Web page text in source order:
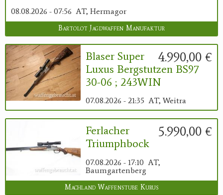
08.08.2026 - 07:56 AT, Hermagor
Bartolot Jagdwaffen Manufaktur
4.990,00 €
Blaser Super
Luxus Bergstutzen BS97
30-06 ; 243WIN
07.08.2026 - 21:35 AT, Weitra
5.990,00 €
Ferlacher
Triumphbock
07.08.2026 - 17:10 AT,
Baumgartenberg
Machland Waffenstube Kurus